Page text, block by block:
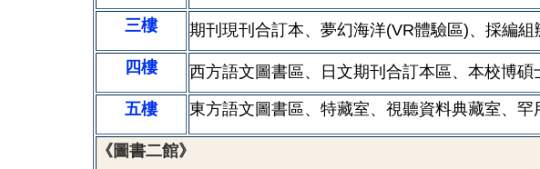
三樓 期刊現刊合訂本、夢幻海洋(VR體驗區)、採編
四樓 西方語文圖書區、日文期刊合訂本區、本校博
五樓 東方語文圖書區、特藏室、視聽資料典藏室、罕
《圖書二館》